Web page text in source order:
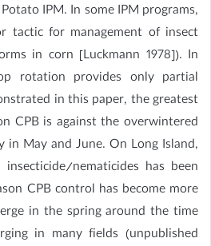
IPM. In some IPM programs,
tactic for management of insect
in corn [Luckmann 1978]). In
rotation provides only partial
in this paper, the greatest
CPB is against the overwintered
May and June. On Long Island,
nematicides has been
CPB control has become more
in the spring around the time
in many fields (unpublished